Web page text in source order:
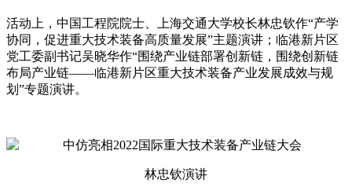
活动上，中国工程院院士、上海交通大学校长林忠钦作“产学
协同，促进重大技术装备高质量发展”主题演讲；临港新片区
党工委副书记吴晓华作“围绕产业链部署创新链，围绕创新链
布局产业链——临港新片区重大技术装备产业发展成效与规
划”专题演讲。
林忠钦演讲